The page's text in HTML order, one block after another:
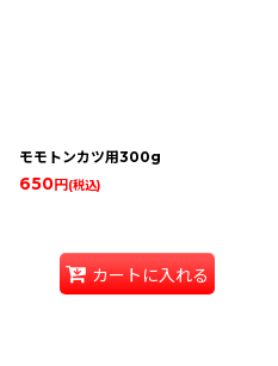
モモトンカツ用300g
650円 (税込)
カートに入れる